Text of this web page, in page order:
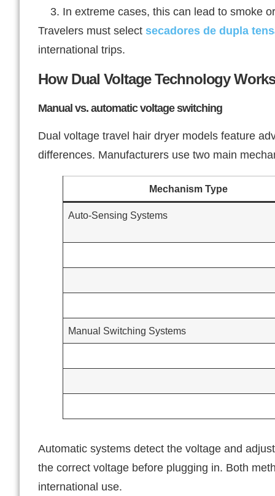
In extreme cases, this can lead to smoke
Travelers must select secadores de dupla
international trips.
How Dual Voltage Technology Works
Manual vs. automatic voltage switching
Dual voltage travel hair dryer models feature
differences. Manufacturers use two main
Mechanism Type
Auto-Sensing Systems
Manual Switching Systems
Automatic systems detect the voltage and
the correct voltage before plugging in. Both
international use.